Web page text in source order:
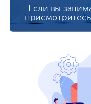
Если вы